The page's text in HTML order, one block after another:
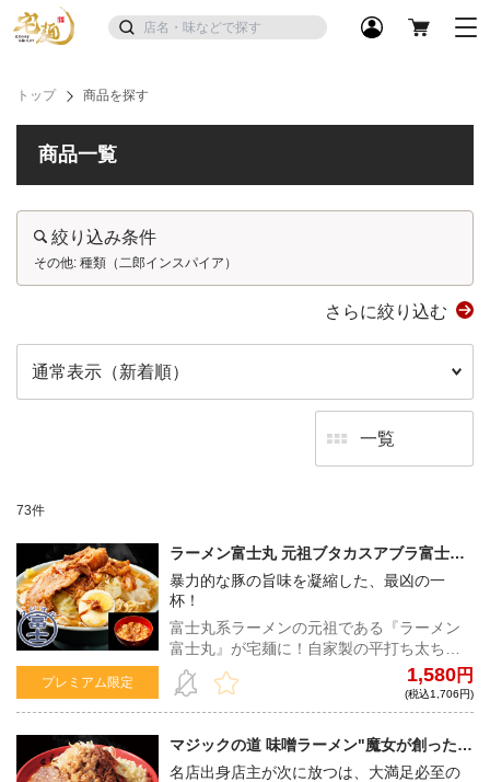
トップ 商品を探す
商品一覧
絞り込み条件
その他: 種類（二郎インスパイア）
さらに絞り込む
73件
プレミアム限定
ラーメン富士丸 元祖ブタカスアブラ富士丸
（カラメ付き）【富士丸倶楽部限定】
暴力的な豚の旨味を凝縮した、最凶の一
杯！
富士丸系ラーメンの元祖である『ラーメン
富士丸』が宅麺に！自家製の平打ち太ちぢ
れ麺は、1日寝かせたゴワゴワ系の麺と当日
作った小麦の香りの強い麺をブレンド。野
菜の甘みや豚の旨味が驚くほど凝縮された
る！
1,580円
(税込1,706円)
マジックの道 味噌ラーメン"魔女が創った
nyan nyan味噌"
名店出身店主が次に放つは、大満足必至の